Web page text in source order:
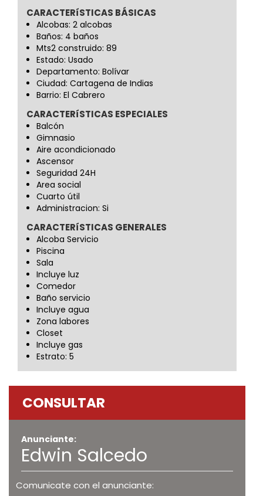
CARACTERíSTICAS BÁSICAS
Alcobas: 2 alcobas
Baños: 4 baños
Mts2 construido: 89
Estado: Usado
Departamento: Bolívar
Ciudad: Cartagena de Indias
Barrio: El Cabrero
CARACTERíSTICAS ESPECIALES
Balcón
Gimnasio
Aire acondicionado
Ascensor
Seguridad 24H
Area social
Cuarto útil
Administracion: Si
CARACTERíSTICAS GENERALES
Alcoba Servicio
Piscina
Sala
Incluye luz
Comedor
Baño servicio
Incluye agua
Zona labores
Closet
Incluye gas
Estrato: 5
CONSULTAR
Anunciante:
Edwin Salcedo
Comunicate con el anunciante: